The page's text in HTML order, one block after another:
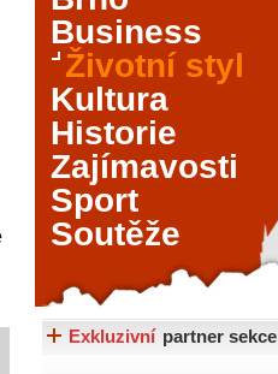
Business
Životní styl
Kultura
Historie
Zajímavosti
Sport
Soutěže
Exkluzivní partner sekce